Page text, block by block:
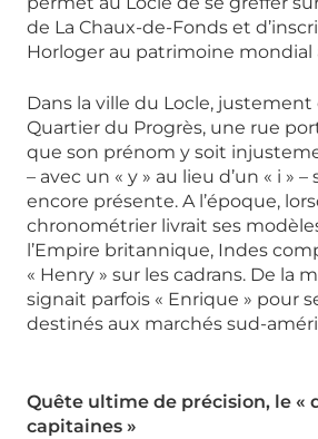
de La Chaux-de-Fonds et
Horloger au patrimoine mondial
Dans la ville du Locle,
Quartier du Progrès, une rue
que son prénom y soit
– avec un « y » au lieu d’un « i »
encore présente. A l’époque,
chronométrier livrait ses
l’Empire britannique, Indes
« Henry » sur les cadrans. De la
signait parfois « Enrique » pour
destinés aux marchés sud-
Quête ultime de précision, le «
capitaines »